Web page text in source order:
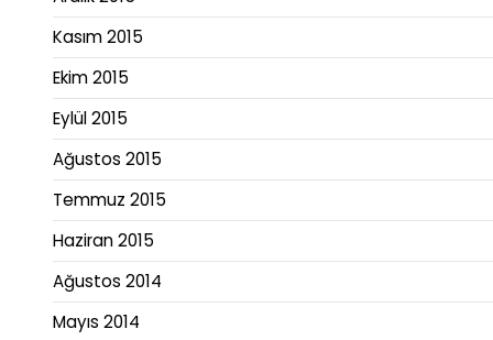
Kasım 2015
Ekim 2015
Eylül 2015
Ağustos 2015
Temmuz 2015
Haziran 2015
Ağustos 2014
Mayıs 2014